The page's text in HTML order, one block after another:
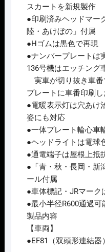
スカートを新規製作
●印刷済みヘッドマー
陸・あけぼの」付属
●Hゴムは黒色で再現
●ナンバープレートは
136号機はエッチング
実車が切り抜き車番
プレートに車番印刷
●電暖表示灯は穴あけ
姿にも対応
●一体プレート輪心車
●ヘッドライトは電球
●通電端子は屋根上抵
●「青・秋・長岡・新
ール付属
●車体標記・JRマーク
●最小半径R600通過
製品内容
【車両】
●EF81（双頭形連結器）